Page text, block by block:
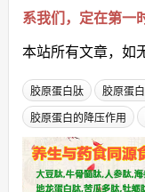
系我们，定在第一
本站所有文章，如
胶原蛋白肽 胶原蛋
胶原蛋白的降压作用